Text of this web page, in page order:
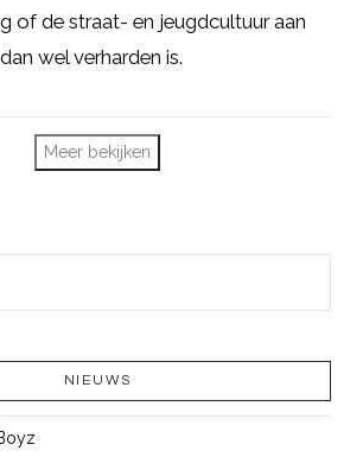
of de straat- en jeugdcultuur aan
wel verharden is.
Meer bekijken
NIEUWS